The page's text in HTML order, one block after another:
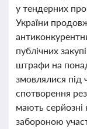
у тендерних
України
публічних
штрафи на
змовлялися під
спотворення
мають серйозні
забороною